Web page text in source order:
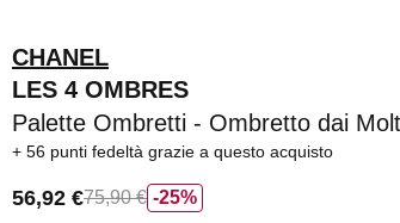
CHANEL
LES 4 OMBRES
Palette Ombretti - Ombretto dai
56 punti fedeltà grazie a questo acquisto
25%
56,92 €75,90 €